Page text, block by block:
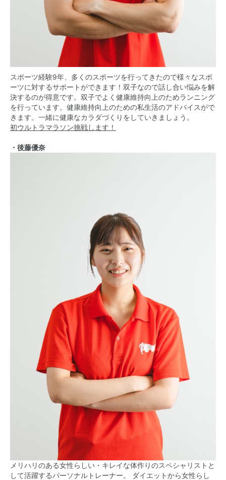
スポーツ経験9年、多くのスポーツを行ってきたので様々なスポ
ーツに対するサポートができます！双子なので話し合い悩みを解
決するのが得意です。双子でよく健康維持向上のためランニング
を行っています。健康維持向上のための私生活のアドバイスがで
きます。一緒に健康なカラダづくりをしていきましょう。
初ウルトラマラソン挑戦します！
・後藤優奈
メリハリのある女性らしい・キレイな体作りのスペシャリストと
して活躍するパーソナルトレーナー。 ダイエットから女性らし